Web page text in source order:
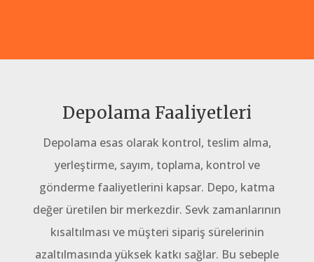
Depolama Faaliyetleri
Depolama esas olarak kontrol, teslim alma,
yerleştirme, sayım, toplama, kontrol ve
gönderme faaliyetlerini kapsar. Depo, katma
değer üretilen bir merkezdir. Sevk zamanlarının
kısaltılması ve müşteri sipariş sürelerinin
azaltılmasında yüksek katkı sağlar. Bu sebeple